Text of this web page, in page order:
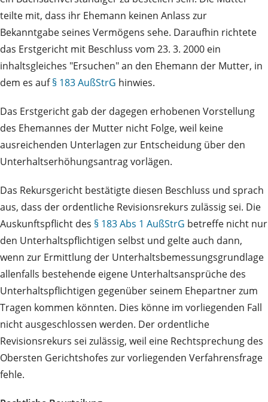
teilte mit, dass ihr Ehemann keinen Anlass zur
Bekanntgabe seines Vermögens sehe. Daraufhin richtete
das Erstgericht mit Beschluss vom 23. 3. 2000 ein
inhaltsgleiches "Ersuchen" an den Ehemann der Mutter, in
dem es auf§ 183 AußStrG hinwies.
Das Erstgericht gab der dagegen erhobenen Vorstellung
des Ehemannes der Mutter nicht Folge, weil keine
ausreichenden Unterlagen zur Entscheidung über den
Unterhaltserhöhungsantrag vorlägen.
Das Rekursgericht bestätigte diesen Beschluss und sprach
aus, dass der ordentliche Revisionsrekurs zulässig sei. Die
Auskunftspflicht des § 183 Abs 1 AußStrG betreffe nicht nur
den Unterhaltspflichtigen selbst und gelte auch dann,
wenn zur Ermittlung der Unterhaltsbemessungsgrundlage
allenfalls bestehende eigene Unterhaltsansprüche des
Unterhaltspflichtigen gegenüber seinem Ehepartner zum
Tragen kommen könnten. Dies könne im vorliegenden Fall
nicht ausgeschlossen werden. Der ordentliche
Revisionsrekurs sei zulässig, weil eine Rechtsprechung des
Obersten Gerichtshofes zur vorliegenden Verfahrensfrage
fehle.